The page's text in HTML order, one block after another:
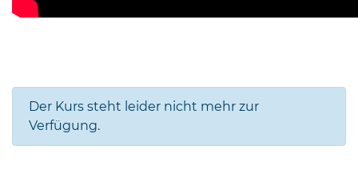
Der Kurs steht leider nicht mehr zur
Verfügung.